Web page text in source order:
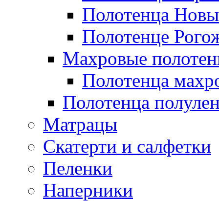
Полотенца
Полотенце
Махровые
Полотенца
Полотенца
Матрацы
Скатерти и салфетки
Пеленки
Наперники